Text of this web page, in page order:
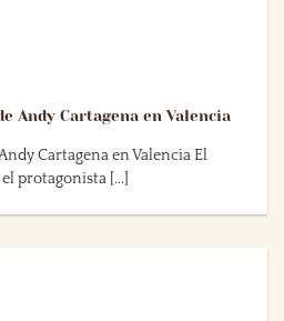
Andy Cartagena en Valencia
Cartagena en Valencia El
protagonista [...]